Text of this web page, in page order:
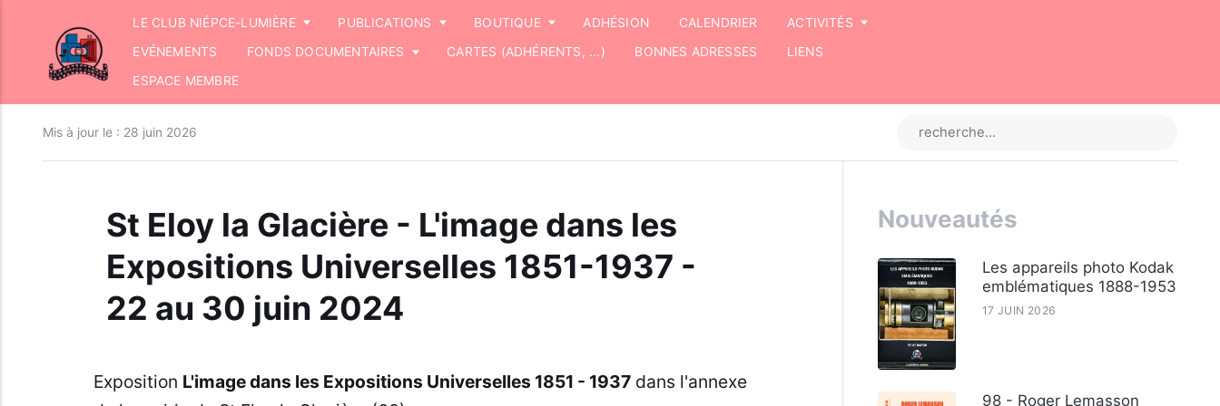
LE CLUB NIÉPCE-LUMIÈRE PUBLICATIONS BOUTIQUE ADHÉSION CALENDRIER ACTIVITÉS
EVÉNEMENTS FONDS DOCUMENTAIRES CARTES (ADHÉRENTS, ...) BONNES ADRESSES LIENS
ESPACE MEMBRE
Mis à jour le : 28 juin 2026
St Eloy la Glacière - L'image dans les
Expositions Universelles 1851-1937 -
22 au 30 juin 2024
Exposition L'image dans les Expositions Universelles 1851 - 1937dans l'annexe
Nouveautés
Les appareils photo Kodak
emblématiques 1888-1953
17 JUIN 2026
98 - Roger Lemasson